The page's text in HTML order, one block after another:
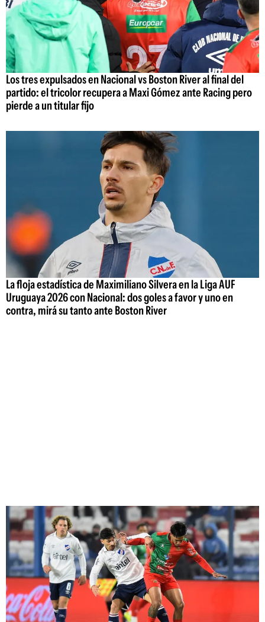
Los tres expulsados en Nacional vs Boston River al final del
partido: el tricolor recupera a Maxi Gómez ante Racing pero
pierde a un titular fijo
La floja estadística de Maximiliano Silvera en la Liga AUF
Uruguaya 2026 con Nacional: dos goles a favor y uno en
contra, mirá su tanto ante Boston River